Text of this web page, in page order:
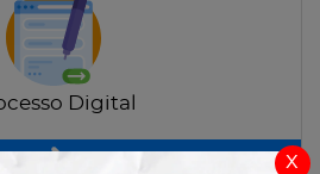
x
Digital